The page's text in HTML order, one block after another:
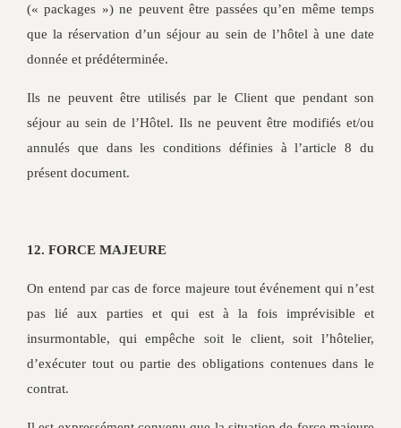
(« packages ») ne peuvent être passées qu’en même temps
que la réservation d’un séjour au sein de l’hôtel à une date
donnée et prédéterminée.
Ils ne peuvent être utilisés par le Client que pendant son
séjour au sein de l’Hôtel. Ils ne peuvent être modifiés et/ou
annulés que dans les conditions définies à l’article 8 du
présent document.
12. FORCE MAJEURE
On entend par cas de force majeure tout événement qui n’est
pas lié aux parties et qui est à la fois imprévisible et
insurmontable, qui empêche soit le client, soit l’hôtelier,
d’exécuter tout ou partie des obligations contenues dans le
contrat.